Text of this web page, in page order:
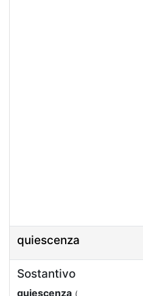
quiescenza
Sostantivo
quiescenza (